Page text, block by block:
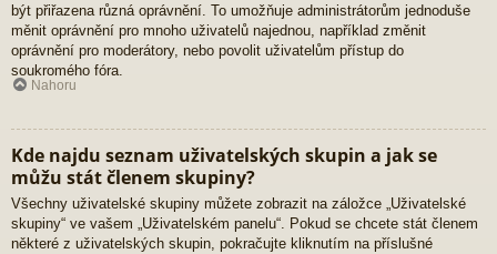
být přiřazena různá oprávnění. To umožňuje administrátorům jednoduše
měnit oprávnění pro mnoho uživatelů najednou, například změnit
oprávnění pro moderátory, nebo povolit uživatelům přístup do
soukromého fóra.
Nahoru
Kde najdu seznam uživatelských skupin a jak se
můžu stát členem skupiny?
Všechny uživatelské skupiny můžete zobrazit na záložce „Uživatelské
skupiny“ ve vašem „Uživatelském panelu“. Pokud se chcete stát členem
některé z uživatelských skupin, pokračujte kliknutím na příslušné